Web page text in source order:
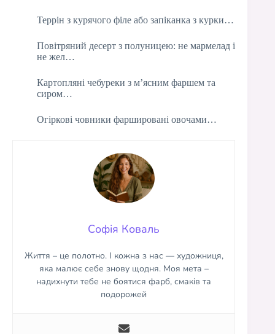
Террін з курячого філе або запіканка з курки…
Повітряний десерт з полуницею: не мармелад і
не жел…
Картопляні чебуреки з м’ясним фаршем та
сиром…
Огіркові човники фаршировані овочами…
Софія Коваль
Життя – це полотно. І кожна з нас — художниця,
яка малює себе знову щодня. Моя мета –
надихнути тебе не боятися фарб, смаків та
подорожей